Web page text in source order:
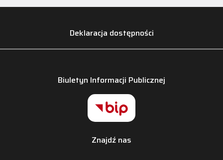
Deklaracja dostępności
Biuletyn Informacji Publicznej
Znajdź nas